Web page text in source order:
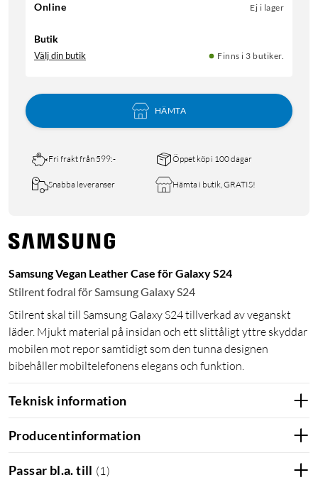
Online Ej i lager
Butik
Välj din butik Finns i 3 butiker.
HÄMTA
Fri frakt från 599:- Öppet köp i 100 dagar
Snabba leveranser Hämta i butik, GRATIS!
Samsung Vegan Leather Case för Galaxy S24
Stilrent fodral för Samsung Galaxy S24
Stilrent skal till Samsung Galaxy S24 tillverkad av veganskt
läder. Mjukt material på insidan och ett slittåligt yttre skyddar
mobilen mot repor samtidigt som den tunna designen
bibehåller mobiltelefonens elegans och funktion.
Teknisk information
Producentinformation
Passar bl.a. till (1 )